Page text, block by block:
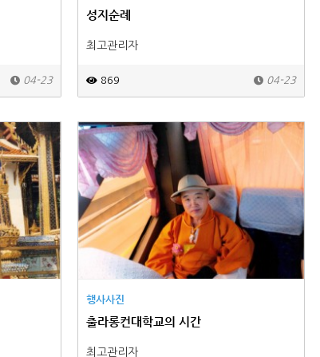
04-23
성지순례
최고관리자
869 04-23
행사사진
출라롱컨대학교의 시간
최고관리자